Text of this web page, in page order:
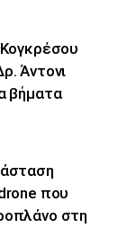
Άντονι
βήματα
που
στη